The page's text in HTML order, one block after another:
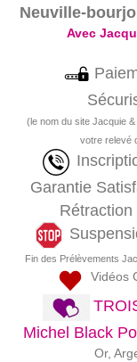
Neuville-
Avec
(le nom du site Jacquie
votre relevé
Garantie
Fin des Prélèvements
Vidéos
Michel Black
Or,